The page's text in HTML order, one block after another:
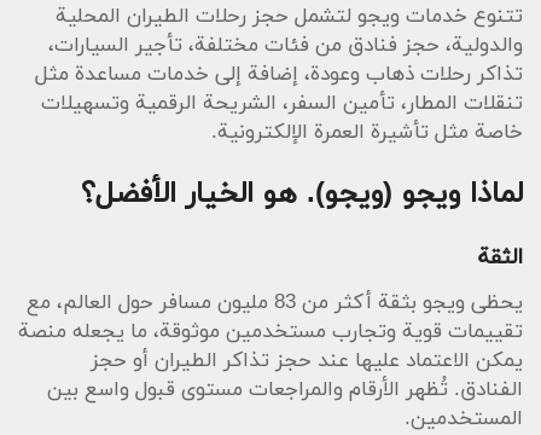
تتنوع خدمات ويجو لتشمل حجز رحلات الطيران المحلية
والدولية، حجز فنادق من فئات مختلفة، تأجير السيارات،
تذاكر رحلات ذهاب وعودة، إضافة إلى خدمات مساعدة مثل
تنقلات المطار، تأمين السفر، الشريحة الرقمية وتسهيلات
خاصة مثل تأشيرة العمرة الإلكترونية.
لماذا ويجو (ويجو). هو الخيار الأفضل؟
الثقة
يحظى ويجو بثقة أكثر من 83 مليون مسافر حول العالم، مع
تقييمات قوية وتجارب مستخدمين موثوقة، ما يجعله منصة
يمكن الاعتماد عليها عند حجز تذاكر الطيران أو حجز
الفنادق. تُظهر الأرقام والمراجعات مستوى قبول واسع بين
المستخدمين.